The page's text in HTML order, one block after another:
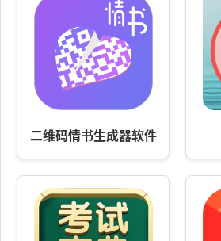
二维码情书生成器软件